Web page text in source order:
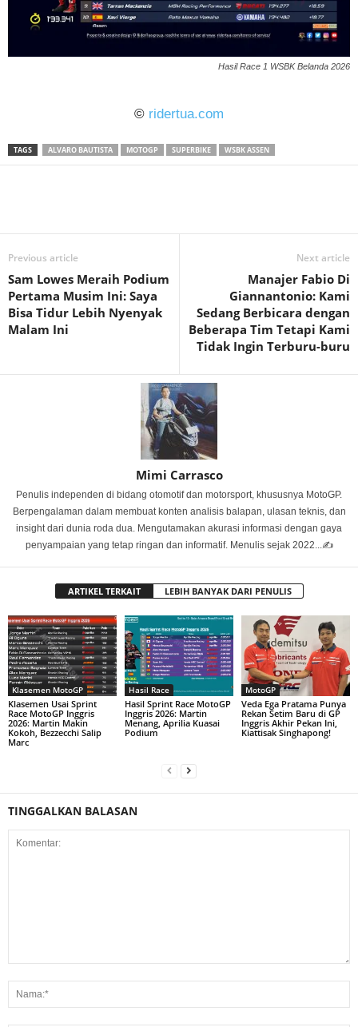
Hasil Race 1 WSBK Belanda 2026
© ridertua.com
TAGS ALVARO BAUTISTA MOTOGP SUPERBIKE WSBK ASSEN
Previous article
Sam Lowes Meraih Podium
Pertama Musim Ini: Saya
Bisa Tidur Lebih Nyenyak
Malam Ini
Next article
Manajer Fabio Di
Giannantonio: Kami
Sedang Berbicara dengan
Beberapa Tim Tetapi Kami
Tidak Ingin Terburu-buru
Mimi Carrasco
Penulis independen di bidang otomotif dan motorsport, khususnya MotoGP.
Berpengalaman dalam membuat konten analisis balapan, ulasan teknis, dan
insight dari dunia roda dua. Mengutamakan akurasi informasi dengan gaya
penyampaian yang tetap ringan dan informatif. Menulis sejak 2022...✍️
ARTIKEL TERKAIT LEBIH BANYAK DARI PENULIS
Klasemen MotoGP
Klasemen Usai Sprint
Race MotoGP Inggris
2026: Martin Makin
Kokoh, Bezzecchi Salip
Marc
Hasil Race
Hasil Sprint Race MotoGP
Inggris 2026: Martin
Menang, Aprilia Kuasai
Podium
MotoGP
Veda Ega Pratama Punya
Rekan Setim Baru di GP
Inggris Akhir Pekan Ini,
Kiattisak Singhapong!
TINGGALKAN BALASAN